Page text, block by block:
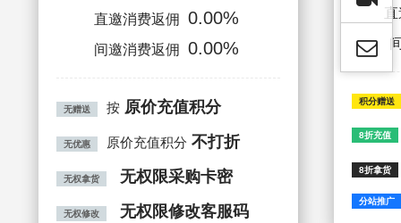
直邀消费返佣 0.00%
间邀消费返佣 0.00%
无赠送 按 原价充值积分
无优惠 原价充值积分 不打折
无权拿货 无权限采购卡密
无权修改 无权限修改客服码
积分赠送
8折充值
8折拿货
分站推广